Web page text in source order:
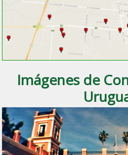
Imágenes de